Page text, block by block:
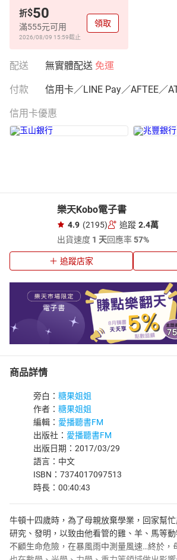
折$50
滿555元可用
2026/08/09 15:59截止
領取
配送 無實體配送 免運
付款 信用卡／LINE Pay／AFTEE／
信用卡優惠
樂天Kobo電子書
4.9 (2195) 追蹤 2.4萬
出貨速度 1 天回應率57%
追蹤店家
商品詳情
旁白： 糖果姐姐
作者： 糖果姐姐
編輯： 愛播聽書FM
出版社： 愛播聽書FM
出版日期：2017/03/29
語言：中文
ISBN：7374017097513
時長：00:40:43
牛頓十四歲時，為了母親放棄學業，回家幫
研究、發明，以致由他看管的雞、羊、馬等
不顧生命危險，在暴風雨中測量風速…終於，